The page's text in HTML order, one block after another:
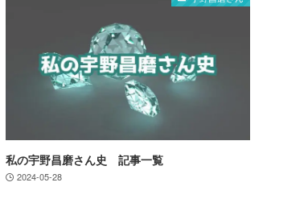
私の宇野昌磨さん史 記事一覧
2024-05-28